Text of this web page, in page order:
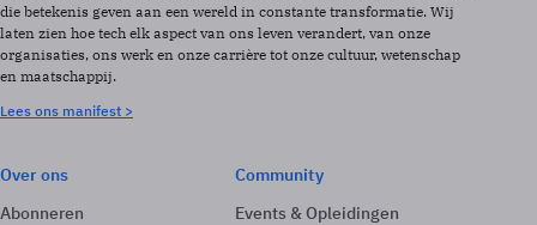
die betekenis geven aan een wereld in constante transformatie. Wij
laten zien hoe tech elk aspect van ons leven verandert, van onze
organisaties, ons werk en onze carrière tot onze cultuur, wetenschap
en maatschappij.
Lees ons manifest >
Over ons
Abonneren
Community
Events & Opleidingen